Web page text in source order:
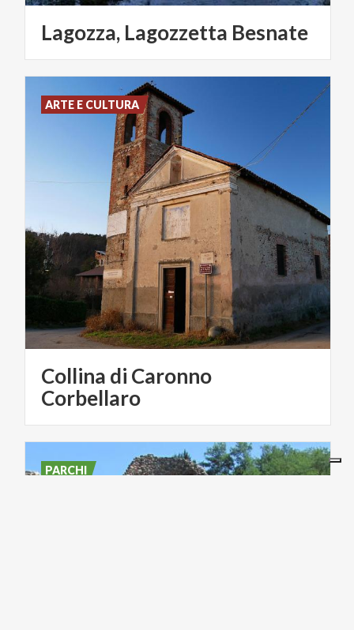
Lagozza, Lagozzetta Besnate
Collina di Caronno
Corbellaro
ARTE E CULTURA
PARCHI